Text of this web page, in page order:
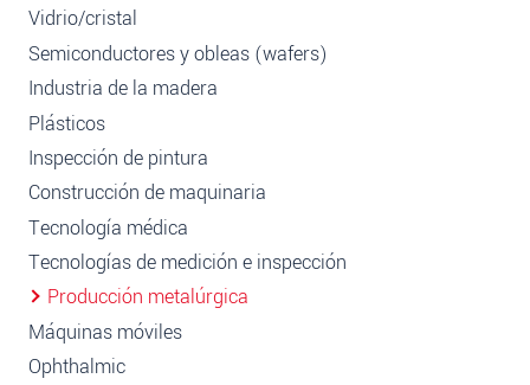
Vidrio/cristal
Semiconductores y obleas (wafers)
Industria de la madera
Plásticos
Inspección de pintura
Construcción de maquinaria
Tecnología médica
Tecnologías de medición e inspección
Producción metalúrgica
Máquinas móviles
Ophthalmic